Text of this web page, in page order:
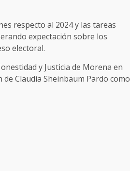
respecto al 2024 y las tareas
expectación sobre los
electoral.
y Justicia de Morena en
Claudia Sheinbaum Pardo como